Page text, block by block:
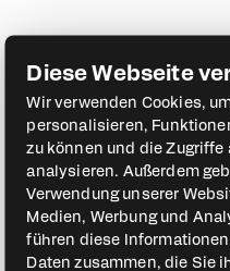
Diese Webseite
Wir verwenden Cookies,
personalisieren,
zu können und die Zugriffe
analysieren. Außerdem
Verwendung unserer
Medien, Werbung und
führen diese
Daten zusammen, die Sie